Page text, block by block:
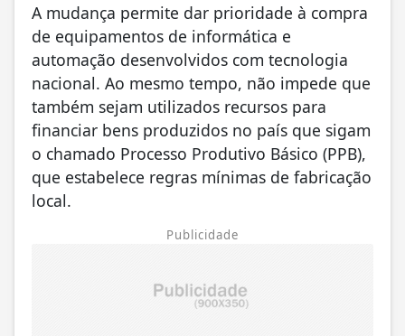
A mudança permite dar prioridade à compra
de equipamentos de informática e
automação desenvolvidos com tecnologia
nacional. Ao mesmo tempo, não impede que
também sejam utilizados recursos para
financiar bens produzidos no país que sigam
o chamado Processo Produtivo Básico (PPB),
que estabelece regras mínimas de fabricação
local.
Publicidade